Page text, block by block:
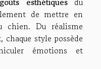
de mettre en
chien. Du réalisme
style possède
émotions et